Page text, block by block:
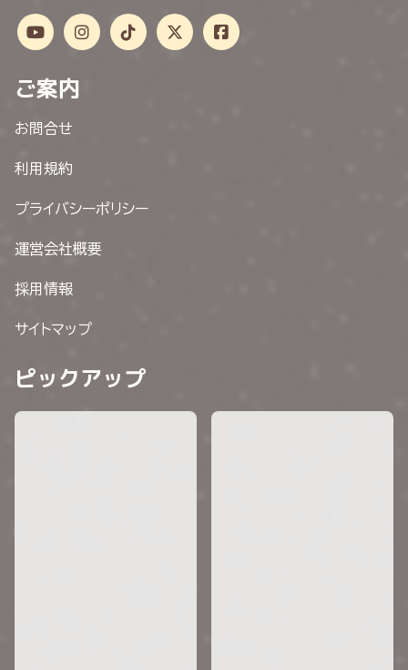
ご案内
お問合せ
利用規約
プライバシーポリシー
運営会社概要
採用情報
サイトマップ
ピックアップ